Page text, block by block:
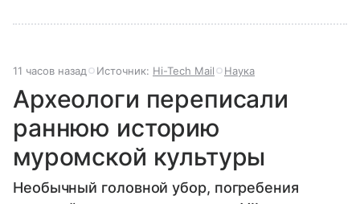
11 часов назад Источник: Hi-Tech Mail Наука
Археологи переписали
раннюю историю
муромской культуры
Необычный головной убор, погребения